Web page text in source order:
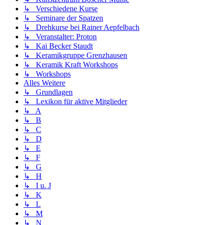
↳ Verschiedene Kurse
↳ Seminare der Spatzen
↳ Drehkurse bei Rainer Aepfelbach
↳ Veranstalter: Proton
↳ Kai Becker Staudt
↳ Keramikgruppe Grenzhausen
↳ Keramik Kraft Workshops
↳ Workshops
Alles Weitere
↳ Grundlagen
↳ Lexikon für aktive Mitglieder
↳ A
↳ B
↳ C
↳ D
↳ E
↳ F
↳ G
↳ H
↳ I u. J
↳ K
↳ L
↳ M
↳ N